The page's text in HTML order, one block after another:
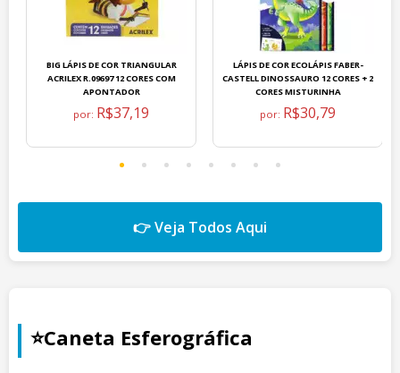
BIG LÁPIS DE COR TRIANGULAR
ACRILEX R.09697 12 CORES COM
APONTADOR
por: R$37,19
LÁPIS DE COR ECOLÁPIS FABER-
CASTELL DINOSSAURO 12 CORES + 2
CORES MISTURINHA
por: R$30,79
👉 Veja Todos Aqui
⭐Caneta Esferográfica